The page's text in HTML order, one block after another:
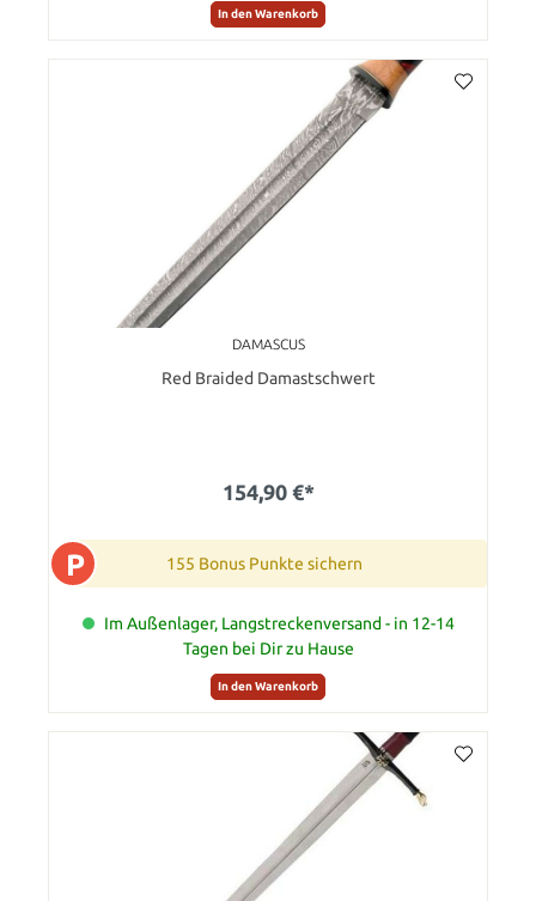
In den Warenkorb
DAMASCUS
Red Braided Damastschwert
154,90 €*
P 155 Bonus Punkte sichern
Im Außenlager, Langstreckenversand - in 12-14
Tagen bei Dir zu Hause
In den Warenkorb